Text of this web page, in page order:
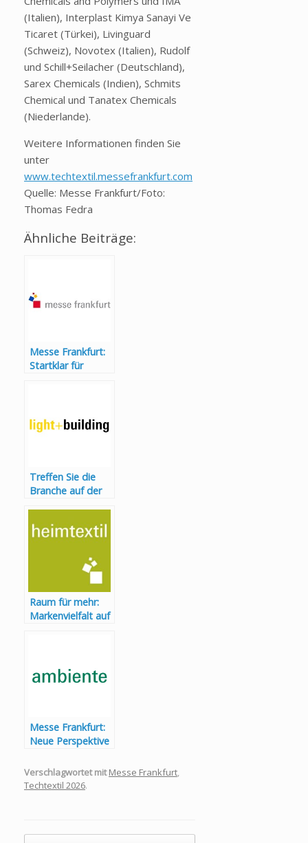
(Italien), Interplast Kimya Sanayi Ve
Ticaret (Türkei), Livinguard
(Schweiz), Novotex (Italien), Rudolf
und Schill+Seilacher (Deutschland),
Sarex Chemicals (Indien), Schmits
Chemical und Tanatex Chemicals
(Niederlande).
Weitere Informationen finden Sie
unter
www.techtextil.messefrankfurt.com
Quelle: Messe Frankfurt/Foto:
Thomas Fedra
Ähnliche Beiträge:
Messe Frankfurt:
Startklar für
Matchmaking und
eine Premiere
Treffen Sie die
Branche auf der
Raum für mehr:
Markenvielfalt auf
Messe Frankfurt:
Neue Perspektive
Katty Schiebeck
gestaltet den
Verschlagwortet mit Messe Frankfurt,
Techtextil 2026.